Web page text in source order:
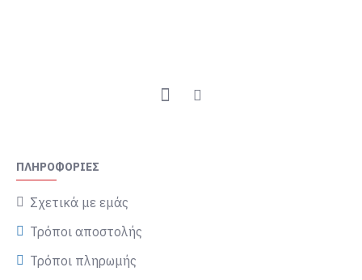
ΠΛΗΡΟΦΟΡΊΕΣ
Σχετικά με εμάς
Τρόποι αποστολής
Τρόποι πληρωμής